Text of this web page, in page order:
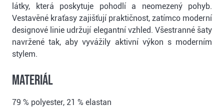
látky, která poskytuje pohodlí a neomezený pohyb.
Vestavěné kraťasy zajišťují praktičnost, zatímco moderní
designové linie udržují elegantní vzhled. Všestranné šaty
navržené tak, aby vyvážily aktivní výkon s moderním
stylem.
Materiál
79 % polyester, 21 % elastan